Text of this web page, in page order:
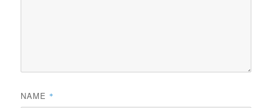
NAME *